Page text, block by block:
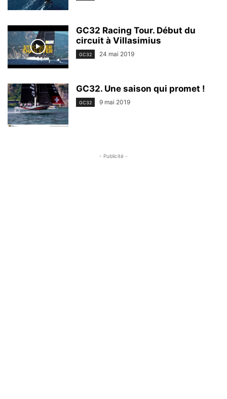
GC32 Racing Tour. Début du
circuit à Villasimius
GC32 24 mai 2019
GC32. Une saison qui promet !
GC32 9 mai 2019
- Publicité -